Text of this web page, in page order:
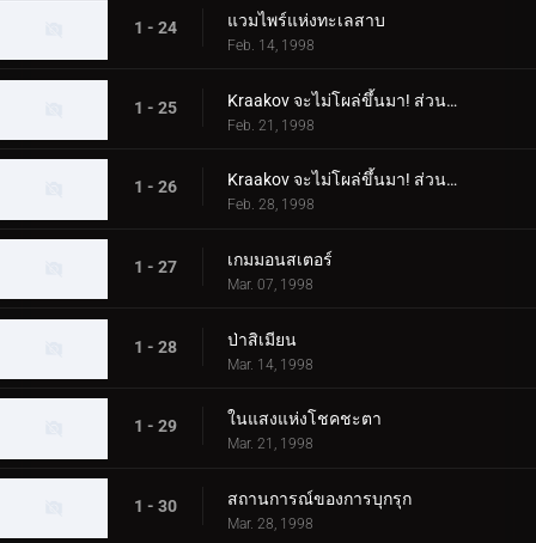
1 - 24 แวมไพร์แห่งทะเลสาบ
Feb. 14, 1998
1 - 25 Kraakov จะไม่โผล่ขึ้นมา! ส่วนที่ 1
Feb. 21, 1998
1 - 26 Kraakov จะไม่โผล่ขึ้นมา! ส่วนที่ 2
Feb. 28, 1998
1 - 27 เกมมอนสเตอร์
Mar. 07, 1998
1 - 28 ป่าสิเมียน
Mar. 14, 1998
1 - 29 ในแสงแห่งโชคชะตา
Mar. 21, 1998
1 - 30 สถานการณ์ของการบุกรุก
Mar. 28, 1998